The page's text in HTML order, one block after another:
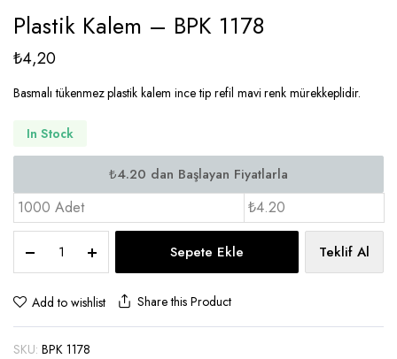
Plastik Kalem – BPK 1178
₺4,20
Basmalı tükenmez plastik kalem ince tip refil mavi renk mürekkeplidir.
In Stock
1000 Adet ₺4.20
Kalem
-
BPK
quantity
Sepete Ekle Teklif Al
Add to wishlist Share this Product
SKU: BPK 1178